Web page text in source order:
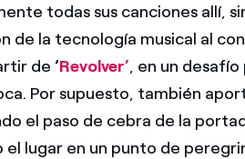
todas sus canciones allí,
de la tecnología musical al
de‘Revolver’, en un
Por supuesto, también
el paso de cebra de la
lugar en un punto de